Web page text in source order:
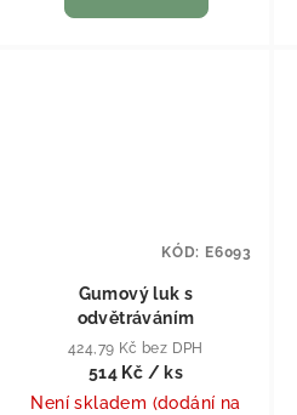
Gumový luk s
odvětráváním
424,79 Kč bez DPH
514 Kč / ks
Není skladem (dodání na
KÓD: E6093